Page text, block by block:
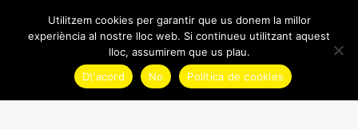
Utilitzem cookies per garantir que us donem la millor
experiència al nostre lloc web. Si continueu utilitzant aquest
lloc, assumirem que us plau.
D\'acord
No Política de cookies